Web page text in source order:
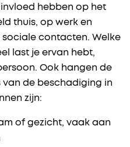
hebben op het
thuis, op werk en
contacten. Welke
last je ervan hebt,
Ook hangen de
de beschadiging in
zijn:
of gezicht, vaak aan